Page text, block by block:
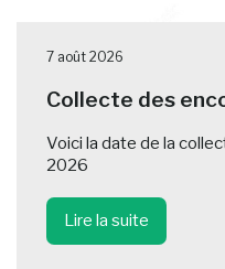
7 août 2026
Collecte des
Voici la date de la
2026
Lire la suite